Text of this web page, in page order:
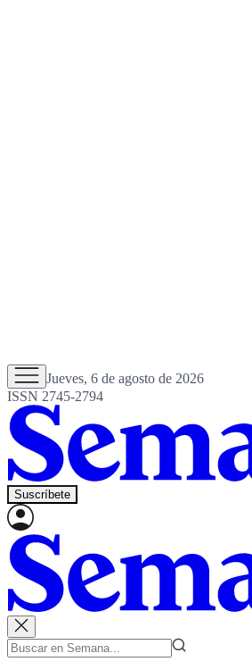
Jueves, 6 de agosto de 2026
ISSN 2745-2794
Suscríbete